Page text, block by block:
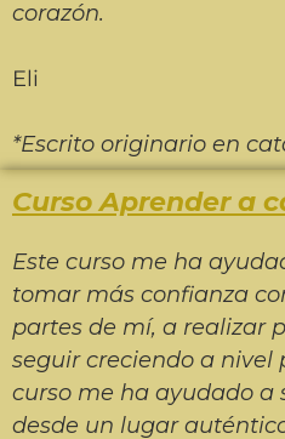
corazón.
Eli
*Escrito originario en
Curso Aprender a
Este curso me ha
tomar más confianza
partes de mí, a realizar
seguir creciendo a nivel
curso me ha ayudado a
desde un lugar